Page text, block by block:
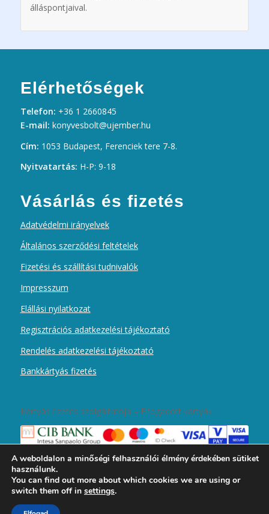
álláspontjaival.
Elérhetőségek
Telefon: +36 1 2660845
E-mail: konyvesbolt@ujember.hu
Cím: 1053 Budapest, Ferenciek tere 7-8.
Nyitvatartás: H-P: 9-18
Vásárlás és fizetés
Adatvédelmi irányelvek
Általános szerződési feltételek
Fizetési és szállítási tudnivalók
Impresszum
Elállási nyilatkozat
Regisztrációs adatkezelési tájékoztató
Rendelés adatkezelési tájékoztató
Bankkártyás fizetés
Kártyás fizetés szolgáltatója – Elfogadott kártyák
2019 © Copyright - Magyar Kurír Újember wobbolt -
A weboldalon a minőségi felhasználói élmény érdekében sütiket
használunk.
You can find out more about which cookies we are using or
switch them off in settings.